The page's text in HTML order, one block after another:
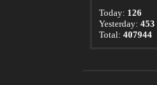
Today: 126
Yesterday: 453
Total: 407944